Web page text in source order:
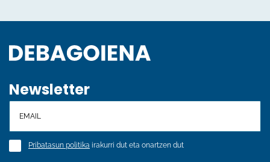
Newsletter
Pribatasun politika irakurri dut eta onartzen dut